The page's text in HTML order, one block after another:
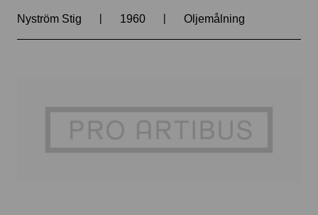
Nyström Stig | 1960 | Oljemålning